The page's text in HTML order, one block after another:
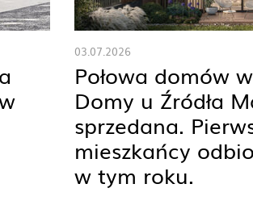
03.07.2026
Połowa domów
Domy u Źródła
sprzedana.
mieszkańcy
w tym roku.